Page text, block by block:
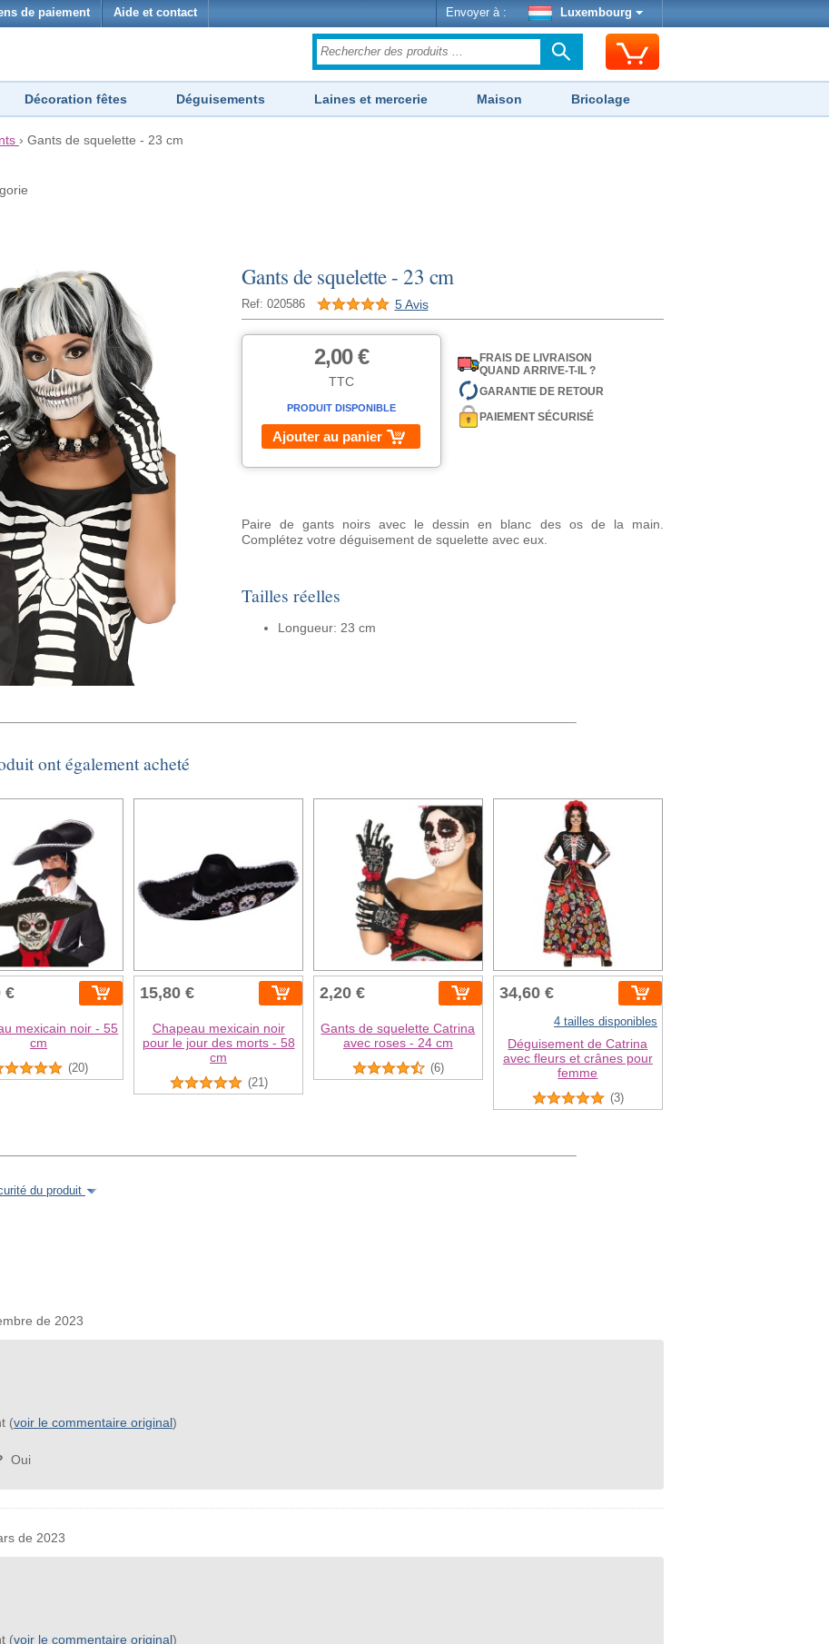
de paiement Aide et contact Envoyer à : Luxembourg
Décoration fêtes Déguisements Laines et mercerie Maison Bricolage
› Gants de squelette - 23 cm
Gants de squelette - 23 cm
Ref: 020586 5 Avis
2,00 €
TTC
PRODUIT DISPONIBLE
Ajouter au panier
FRAIS DE LIVRAISON
QUAND ARRIVE-T-IL ?
GARANTIE DE RETOUR
PAIEMENT SÉCURISÉ
Paire de gants noirs avec le dessin en blanc des os de la main.
Complétez votre déguisement de squelette avec eux.
Tailles réelles
Longueur: 23 cm
ont également acheté
€
mexicain noir - 55
cm
(20)
15,80 €
Chapeau mexicain noir
pour le jour des morts - 58
cm
(21)
2,20 €
Gants de squelette Catrina
avec roses - 24 cm
(6)
34,60 €
4 tailles disponibles
Déguisement de Catrina
avec fleurs et crânes pour
femme
(3)
du produit
de 2023
(voir le commentaire original)
Oui
de 2023
(voir le commentaire original)